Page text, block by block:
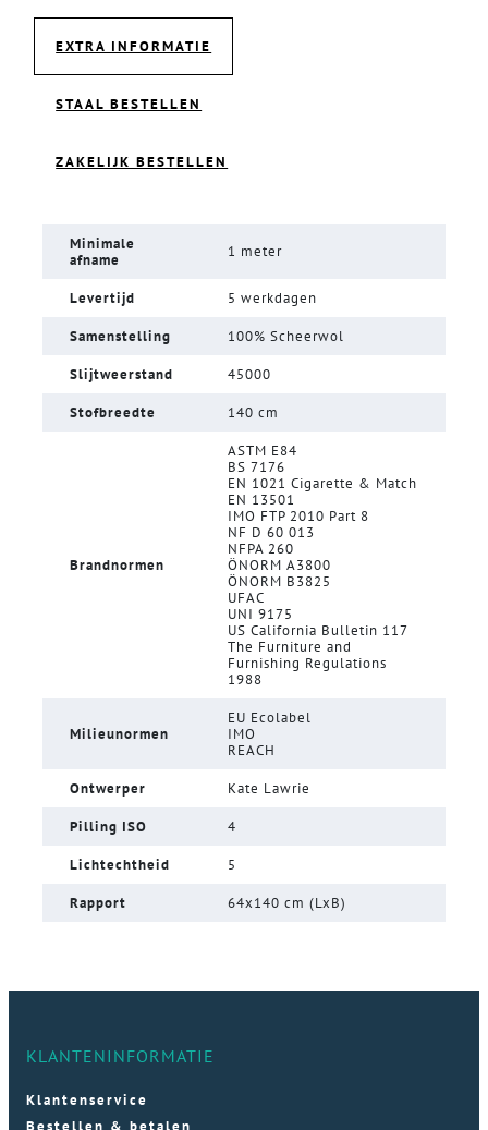
EXTRA INFORMATIE
STAAL BESTELLEN
ZAKELIJK BESTELLEN
Minimale
afname
1 meter
Levertijd 5 werkdagen
Samenstelling 100% Scheerwol
Slijtweerstand 45000
Stofbreedte 140 cm
Brandnormen
ASTM E84
BS 7176
EN 1021 Cigarette & Match
EN 13501
IMO FTP 2010 Part 8
NF D 60 013
NFPA 260
ÖNORM A3800
ÖNORM B3825
UFAC
UNI 9175
US California Bulletin 117
The Furniture and
Furnishing Regulations
1988
Milieunormen
EU Ecolabel
IMO
REACH
Ontwerper Kate Lawrie
Pilling ISO 4
Lichtechtheid 5
Rapport 64x140 cm (LxB)
KLANTENINFORMATIE
Klantenservice
Bestellen & betalen